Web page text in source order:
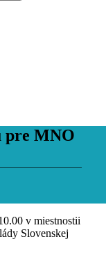
pre MNO
v miestnostii
Slovenskej